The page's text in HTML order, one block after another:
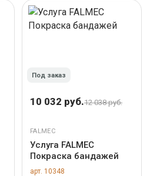
Под заказ
10 032 руб.12 038 руб.
FALMEC
Услуга FALMEC
Покраска бандажей
арт. 10348